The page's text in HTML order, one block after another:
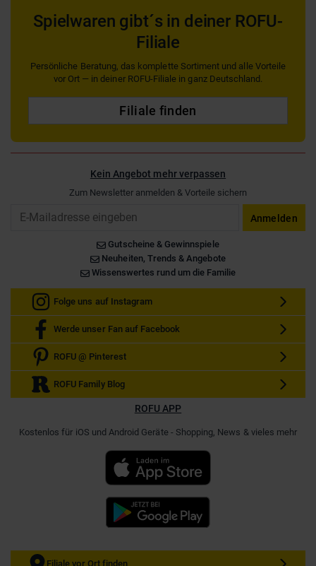
Spielwaren gibt´s in deiner ROFU-
Filiale
Persönliche Beratung, das komplette Sortiment und alle Vorteile
vor Ort — in deiner ROFU-Filiale in ganz Deutschland.
Filiale finden
Kein Angebot mehr verpassen
Zum Newsletter anmelden & Vorteile sichern
Anmelden
Gutscheine & Gewinnspiele
Neuheiten, Trends & Angebote
Wissenswertes rund um die Familie
Folge uns auf Instagram
Werde unser Fan auf Facebook
ROFU @ Pinterest
ROFU Family Blog
ROFU APP
Kostenlos für iOS und Android Geräte - Shopping, News & vieles mehr
Filiale vor Ort finden